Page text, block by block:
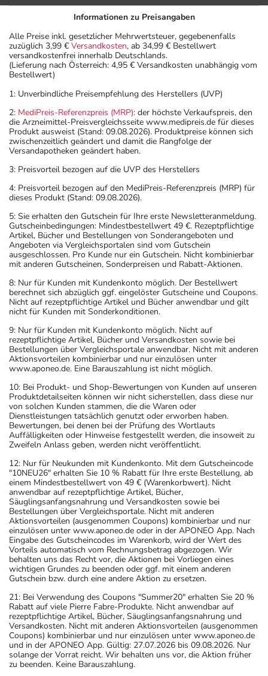
Informationen zu Preisangaben
Alle Preise inkl. gesetzlicher Mehrwertsteuer, gegebenenfalls
zuzüglich 3,99 € Versandkosten, ab 34,99 € Bestellwert
versandkostenfrei innerhalb Deutschlands.
(Lieferung nach Österreich: 4,95 € Versandkosten unabhängig vom
Bestellwert)
1: Unverbindliche Preisempfehlung des Herstellers (UVP)
2: MediPreis-Referenzpreis (MRP): der höchste Verkaufspreis, den
die Arzneimittel-Preisvergleichsseite www.medipreis.de für dieses
Produkt ausweist (Stand: 09.08.2026). Produktpreise können sich
zwischenzeitlich geändert und damit die Rangfolge der
Versandapotheken geändert haben.
3: Preisvorteil bezogen auf die UVP des Herstellers
4: Preisvorteil bezogen auf den MediPreis-Referenzpreis (MRP) für
dieses Produkt (Stand: 09.08.2026).
5: Sie erhalten den Gutschein für Ihre erste Newsletteranmeldung.
Gutscheinbedingungen: Mindestbestellwert 49 €. Rezeptpflichtige
Artikel, Bücher und Bestellungen von Sonderangeboten und
Angeboten via Vergleichsportalen sind vom Gutschein
ausgeschlossen. Pro Kunde nur ein Gutschein. Nicht kombinierbar
mit anderen Gutscheinen, Sonderpreisen und Rabatt-Aktionen.
8: Nur für Kunden mit Kundenkonto möglich. Der Bestellwert
berechnet sich abzüglich ggf. eingelöster Gutscheine und Coupons.
Nicht auf rezeptpflichtige Artikel und Bücher anwendbar und gilt
nicht für Kunden mit Sonderkonditionen.
9: Nur für Kunden mit Kundenkonto möglich. Nicht auf
rezeptpflichtige Artikel, Bücher und Versandkosten sowie bei
Bestellungen über Vergleichsportale anwendbar. Nicht mit anderen
Aktionsvorteilen kombinierbar und nur einzulösen unter
www.aponeo.de. Eine Barauszahlung ist nicht möglich.
10: Bei Produkt- und Shop-Bewertungen von Kunden auf unseren
Produktdetailseiten können wir nicht sicherstellen, dass diese nur
von solchen Kunden stammen, die die Waren oder
Dienstleistungen tatsächlich genutzt oder erworben haben.
Bewertungen, bei denen bei der Prüfung des Wortlauts
Auffälligkeiten oder Hinweise festgestellt werden, die insoweit zu
Zweifeln Anlass geben, werden nicht veröffentlicht.
12: Nur für Neukunden mit Kundenkonto. Mit dem Gutscheincode
"10NEU26" erhalten Sie 10 % Rabatt für Ihre erste Bestellung, ab
einem Mindestbestellwert von 49 € (Warenkorbwert). Nicht
anwendbar auf rezeptpflichtige Artikel, Bücher,
Säuglingsanfangsnahrung und Versandkosten sowie bei
Bestellungen über Vergleichsportale. Nicht mit anderen
Aktionsvorteilen (ausgenommen Coupons) kombinierbar und nur
einzulösen unter www.aponeo.de oder in der APONEO App. Nach
Eingabe des Gutscheincodes im Warenkorb, wird der Wert des
Vorteils automatisch vom Rechnungsbetrag abgezogen. Wir
behalten uns das Recht vor, die Aktionen bei Vorliegen eines
wichtigen Grundes zu beenden oder ggf. mit einem anderen
Gutschein bzw. durch eine andere Aktion zu ersetzen.
21: Bei Verwendung des Coupons "Summer20" erhalten Sie 20 %
Rabatt auf viele Pierre Fabre-Produkte. Nicht anwendbar auf
rezeptpflichtige Artikel, Bücher, Säuglingsanfangsnahrung und
Versandkosten. Nicht mit anderen Aktionsvorteilen (ausgenommen
Coupons) kombinierbar und nur einzulösen unter www.aponeo.de
und in der APONEO App. Gültig: 27.07.2026 bis 09.08.2026. Nur
solange der Vorrat reicht. Wir behalten uns vor, die Aktion früher
zu beenden. Keine Barauszahlung.